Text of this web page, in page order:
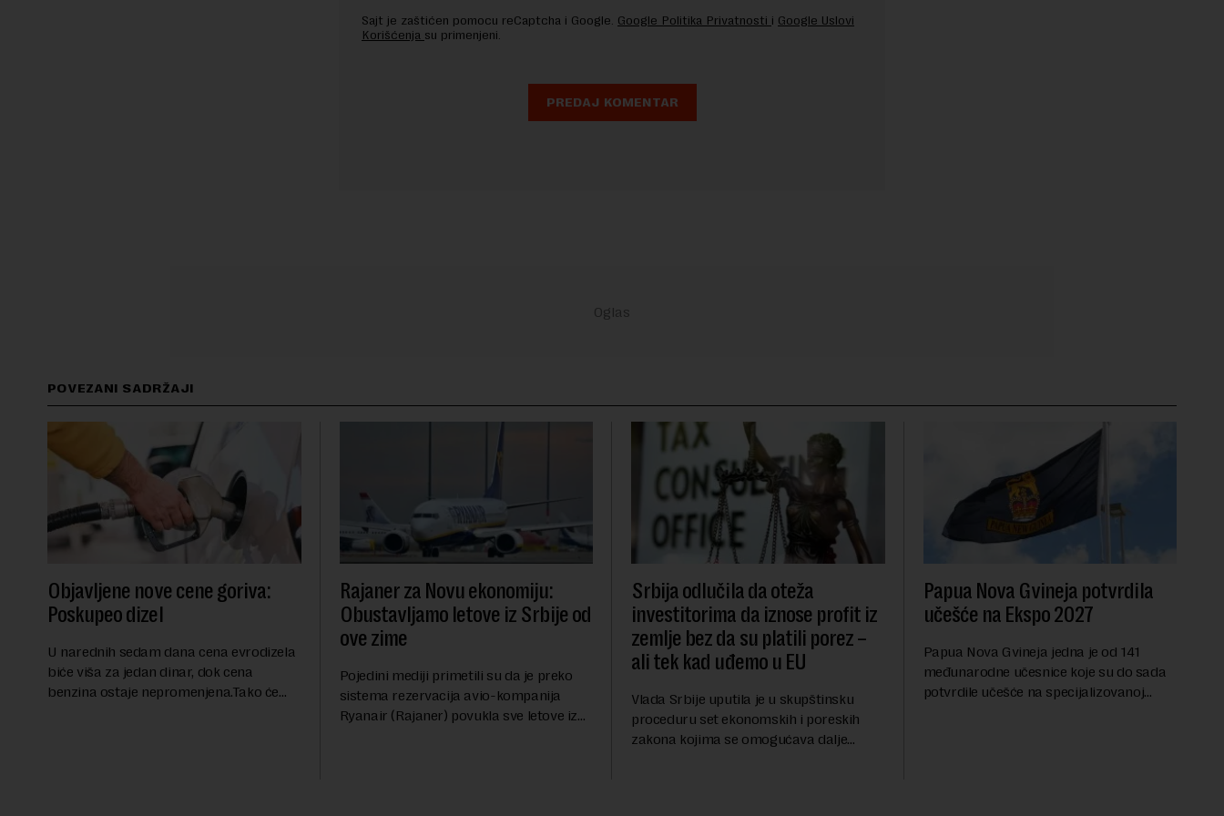
Sajt je zaštićen pomocu reCaptcha i Google. Google Politika Privatnosti i Google Uslovi
Korišćenja su primenjeni.
POVEZANI SADRŽAJI
Objavljene nove cene goriva:
Poskupeo dizel
U narednih sedam dana cena evrodizela
biće viša za jedan dinar, dok cena
benzina ostaje nepromenjena.Tako će
Rajaner za Novu ekonomiju:
Obustavljamo letove iz Srbije od
ove zime
Pojedini mediji primetili su da je preko
sistema rezervacija avio-kompanija
Ryanair (Rajaner) povukla sve letove iz
Srbija odlučila da oteža
investitorima da iznose profit iz
zemlje bez da su platili porez –
ali tek kad uđemo u EU
Vlada Srbije uputila je u skupštinsku
proceduru set ekonomskih i poreskih
zakona kojima se omogućava dalje
Papua Nova Gvineja potvrdila
učešće na Ekspo 2027
Papua Nova Gvineja jedna je od 141
međunarodne učesnice koje su do sada
potvrdile učešće na specijalizovanoj